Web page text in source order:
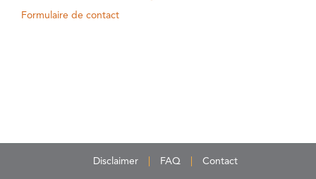
Formulaire de contact
Disclaimer FAQ Contact